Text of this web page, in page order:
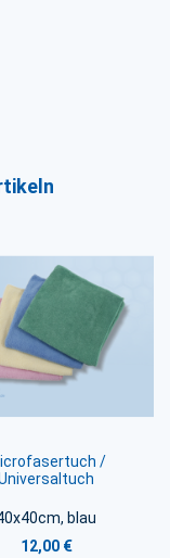
/
blau
12,00 €